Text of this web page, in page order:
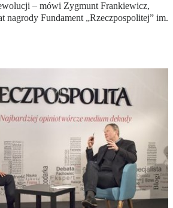
– mówi Zygmunt Frankiewicz,
nagrody Fundament „Rzeczpospolitej” im.